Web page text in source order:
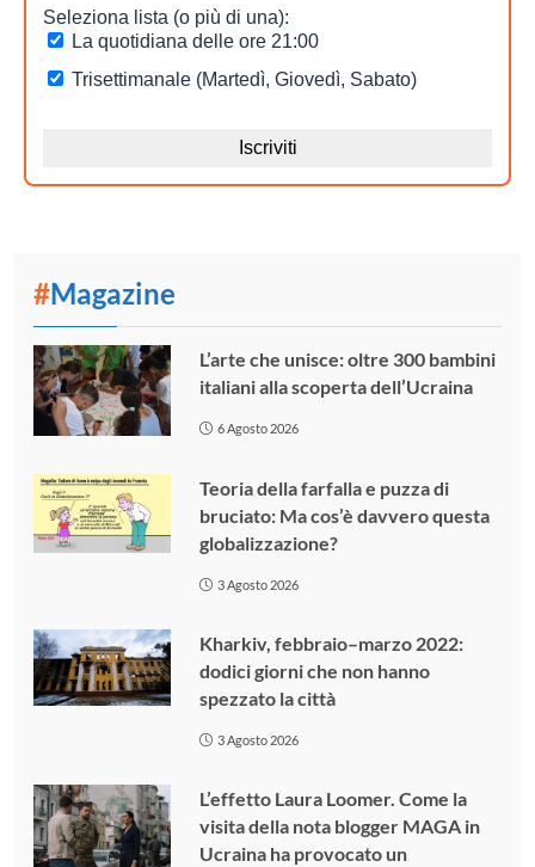
#Magazine
L’arte che unisce: oltre 300 bambini
italiani alla scoperta dell’Ucraina
6 Agosto 2026
Teoria della farfalla e puzza di
bruciato: Ma cos’è davvero questa
globalizzazione?
3 Agosto 2026
Kharkiv, febbraio–marzo 2022:
dodici giorni che non hanno
spezzato la città
3 Agosto 2026
L’effetto Laura Loomer. Come la
visita della nota blogger MAGA in
Ucraina ha provocato un